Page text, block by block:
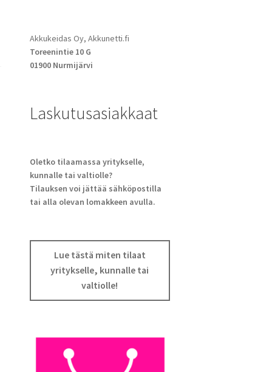
Akkukeidas Oy, Akkunetti.fi
Toreenintie 10 G
01900 Nurmijärvi
Laskutusasiakkaat
Oletko tilaamassa yritykselle,
kunnalle tai valtiolle?
Tilauksen voi jättää sähköpostilla
tai alla olevan lomakkeen avulla.
Lue tästä miten tilaat
yritykselle, kunnalle tai
valtiolle!